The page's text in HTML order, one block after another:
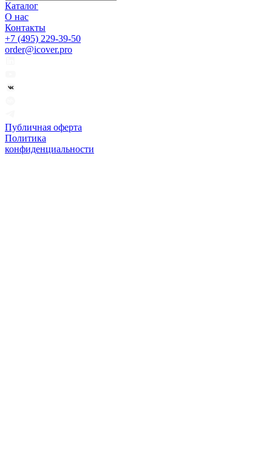
Каталог
О нас
Контакты
+7 (495) 229-39-50
order@icover.pro
Публичная оферта
Политика
конфиденциальности